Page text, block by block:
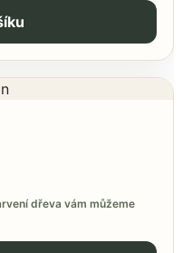
dřeva vám můžeme